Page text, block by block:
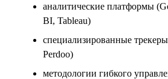
аналитические платформы
BI, Tableau)
специализированные
Perdoo)
методологии гибкого